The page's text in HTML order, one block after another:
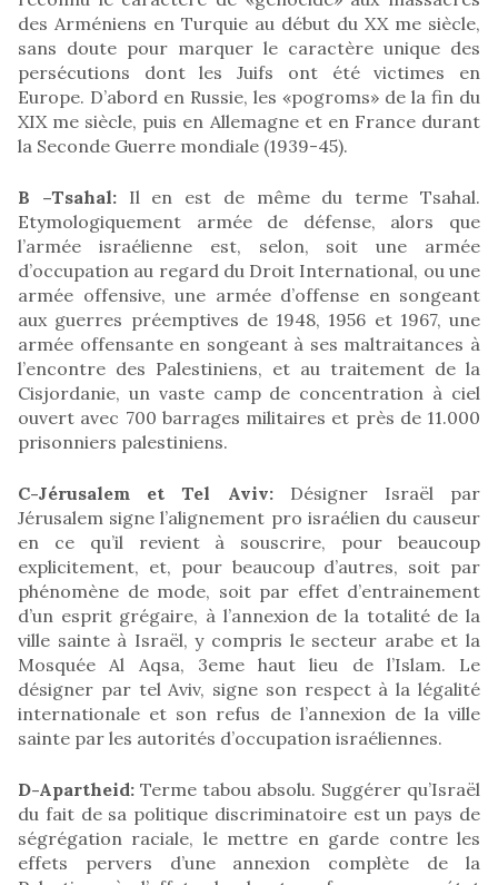
des Arméniens en Turquie au début du XX me siècle,
sans doute pour marquer le caractère unique des
persécutions dont les Juifs ont été victimes en
Europe. D’abord en Russie, les «pogroms» de la fin du
XIX me siècle, puis en Allemagne et en France durant
la Seconde Guerre mondiale (1939-45).
B –Tsahal:Il en est de même du terme Tsahal.
Etymologiquement armée de défense, alors que
l’armée israélienne est, selon, soit une armée
d’occupation au regard du Droit International, ou une
armée offensive, une armée d’offense en songeant
aux guerres préemptives de 1948, 1956 et 1967, une
armée offensante en songeant à ses maltraitances à
l’encontre des Palestiniens, et au traitement de la
Cisjordanie, un vaste camp de concentration à ciel
ouvert avec 700 barrages militaires et près de 11.000
prisonniers palestiniens.
C-Jérusalem et Tel Aviv:Désigner Israël par
Jérusalem signe l’alignement pro israélien du causeur
en ce qu’il revient à souscrire, pour beaucoup
explicitement, et, pour beaucoup d’autres, soit par
phénomène de mode, soit par effet d’entrainement
d’un esprit grégaire, à l’annexion de la totalité de la
ville sainte à Israël, y compris le secteur arabe et la
Mosquée Al Aqsa, 3eme haut lieu de l’Islam. Le
désigner par tel Aviv, signe son respect à la légalité
internationale et son refus de l’annexion de la ville
sainte par les autorités d’occupation israéliennes.
D-Apartheid: Terme tabou absolu. Suggérer qu’Israël
du fait de sa politique discriminatoire est un pays de
ségrégation raciale, le mettre en garde contre les
effets pervers d’une annexion complète de la